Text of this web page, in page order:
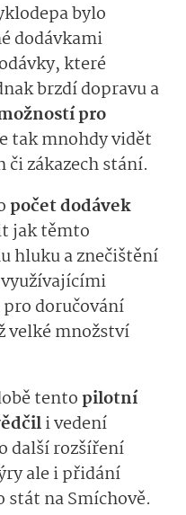
bylo
dodávkami
které
brzdí dopravu a
pro
tak mnohdy vidět
či zákazech stání.
počet dodávek
jak těmto
hluku a znečištění
doručování
velké množství
tentopilotní
i vedení
další rozšíření
ale i přidání
stát na Smíchově.